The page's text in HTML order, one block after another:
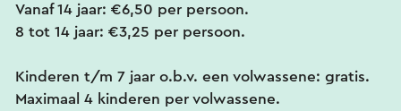
Vanaf 14 jaar: €6,50 per persoon.
8 tot 14 jaar: €3,25 per persoon.
Kinderen t/m 7 jaar o.b.v. een volwassene: gratis.
Maximaal 4 kinderen per volwassene.